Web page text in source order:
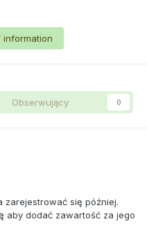
information
Obserwujący 0
zarejestrować się później.
aby dodać zawartość za jego